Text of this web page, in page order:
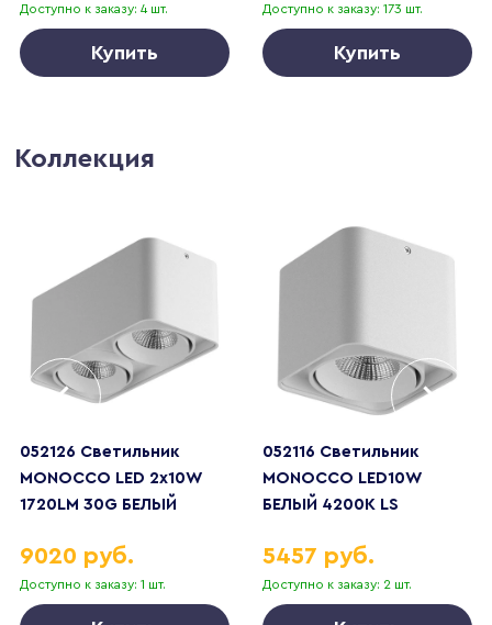
Доступно к заказу: 4 шт.
Купить
Доступно к заказу: 173 шт.
Купить
Коллекция
052126 Светильник
MONOCCO LED 2х10W
1720LM 30G БЕЛЫЙ
Доступно к заказу: 1 шт.
9020 руб.
052116 Светильник
MONOCCO LED10W
БЕЛЫЙ 4200К LS
Доступно к заказу: 2 шт.
5457 руб.